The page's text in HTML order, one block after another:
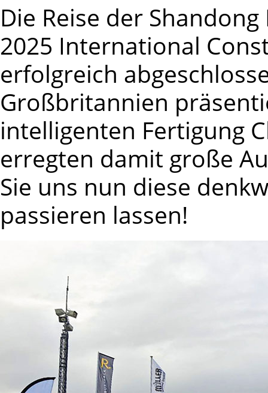
Die Reise der
2025 International
erfolgreich
Großbritannien
intelligenten Fertigung
erregten damit große
Sie uns nun diese
passieren lassen!